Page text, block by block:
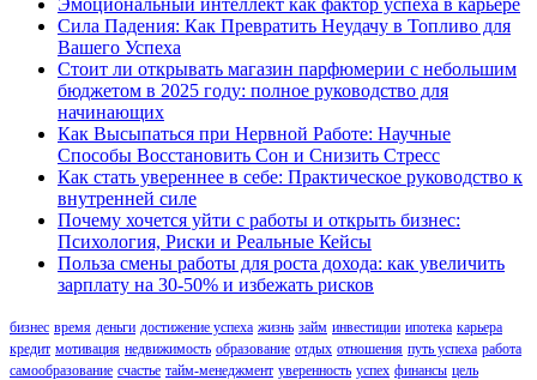
Эмоциональный интеллект как фактор успеха в карьере
Сила Падения: Как Превратить Неудачу в Топливо для
Вашего Успеха
Стоит ли открывать магазин парфюмерии с небольшим
бюджетом в 2025 году: полное руководство для
начинающих
Как Высыпаться при Нервной Работе: Научные
Способы Восстановить Сон и Снизить Стресс
Как стать увереннее в себе: Практическое руководство к
внутренней силе
Почему хочется уйти с работы и открыть бизнес:
Психология, Риски и Реальные Кейсы
Польза смены работы для роста дохода: как увеличить
зарплату на 30-50% и избежать рисков
бизнес время деньги достижение успеха жизнь займ инвестиции ипотека карьера
кредит мотивация недвижимость образование отдых отношения путь успеха работа
самообразование счастье тайм-менеджмент уверенность успех финансы цель